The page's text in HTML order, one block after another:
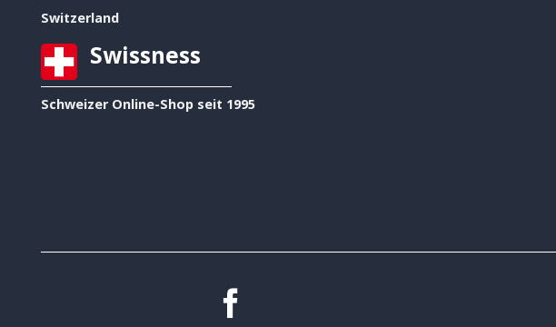
Switzerland
Swissness
Schweizer Online-Shop seit 1995